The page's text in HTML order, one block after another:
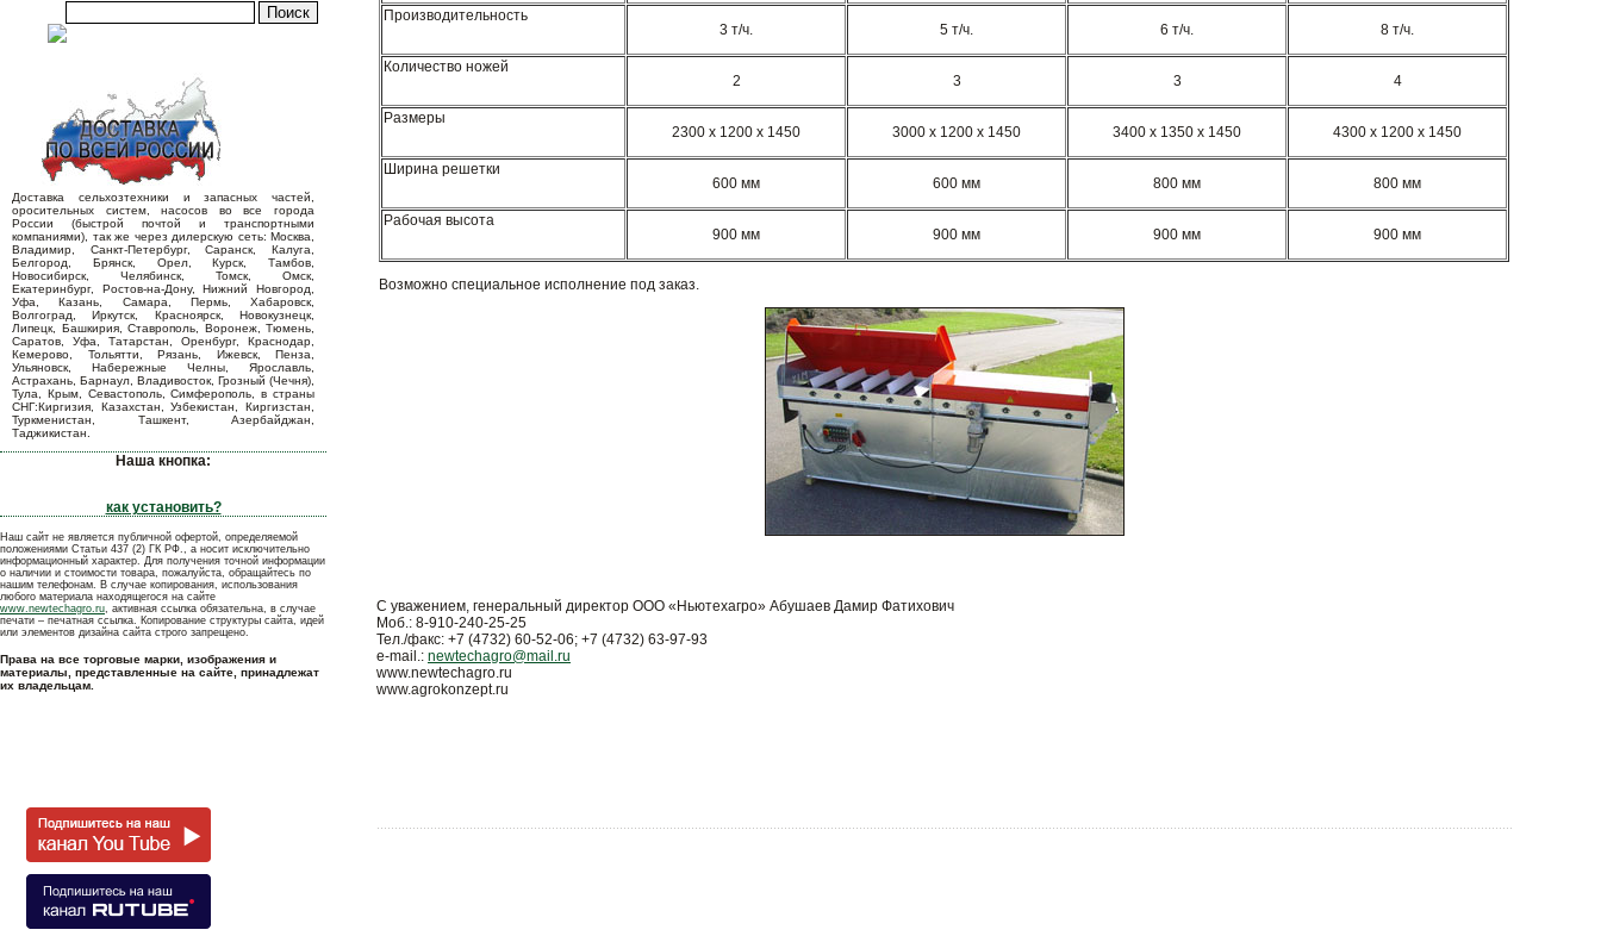
Доставка сельхозтехники и запасных частей,
оросительных систем, насосов во все города
России (быстрой почтой и транспортными
компаниями), так же через дилерскую сеть: Москва,
Владимир, Санкт-Петербург, Саранск, Калуга,
Белгород, Брянск, Орел, Курск, Тамбов,
Новосибирск, Челябинск, Томск, Омск,
Екатеринбург, Ростов-на-Дону, Нижний Новгород,
Уфа, Казань, Самара, Пермь, Хабаровск,
Волгоград, Иркутск, Красноярск, Новокузнецк,
Липецк, Башкирия, Ставрополь, Воронеж, Тюмень,
Саратов, Уфа, Татарстан, Оренбург, Краснодар,
Кемерово, Тольятти, Рязань, Ижевск, Пенза,
Ульяновск, Набережные Челны, Ярославль,
Астрахань, Барнаул, Владивосток, Грозный (Чечня),
Тула, Крым, Севастополь, Симферополь, в страны
СНГ:Киргизия, Казахстан, Узбекистан, Киргизстан,
Туркменистан, Ташкент, Азербайджан,
Таджикистан.
Наша кнопка:
как установить?
Наш сайт не является публичной офертой, определяемой
положениями Статьи 437 (2) ГК РФ., а носит исключительно
информационный характер. Для получения точной информации
о наличии и стоимости товара, пожалуйста, обращайтесь по
нашим телефонам. В случае копирования, использования
любого материала находящегося на сайте
www.newtechagro.ru, активная ссылка обязательна, в случае
печати – печатная ссылка. Копирование структуры сайта, идей
или элементов дизайна сайта строго запрещено.
Права на все торговые марки, изображения и
материалы, представленные на сайте, принадлежат
их владельцам.
Производительность
3 т/ч.
5 т/ч. 6 т/ч. 8 т/ч.
Количество ножей
2
3 3 4
Размеры
2300 х 1200 х 1450
3000 х 1200 х 1450 3400 х 1350 х 1450 4300 х 1200 х 1450
Ширина решетки
600 мм
600 мм 800 мм 800 мм
Рабочая высота
900 мм
900 мм 900 мм 900 мм
Возможно специальное исполнение под заказ.
С уважением, генеральный директор ООО «Ньютехагро» Абушаев Дамир Фатихович
Моб.: 8-910-240-25-25
Тел./факс: +7 (4732) 60-52-06; +7 (4732) 63-97-93
e-mail.: newtechagro@mail.ru
www.newtechagro.ru
www.agrokonzept.ru